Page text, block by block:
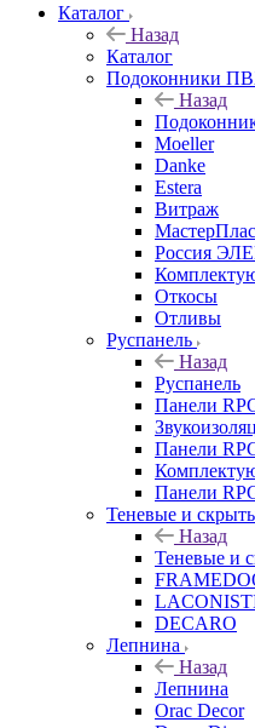
Каталог
Назад
Каталог
Подоконники
Назад
Moeller
Danke
Estera
Витраж
Россия
Откосы
Отливы
Руспанель
Назад
Руспанель
Панели
Панели
Панели
Теневые и
Назад
Теневые и
DECARO
Лепнина
Назад
Лепнина
Orac Decor